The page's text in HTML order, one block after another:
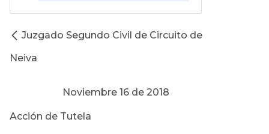
Juzgado Segundo Civil de Circuito de
Neiva
Noviembre 16 de 2018
Acción de Tutela